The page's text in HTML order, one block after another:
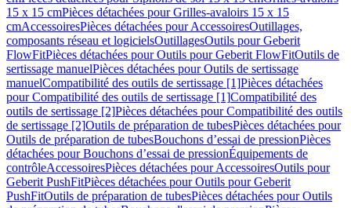
15 x 15 cmPièces détachées pour Grilles-avaloirs 15 x 15
cmAccessoiresPièces détachées pour AccessoiresOutillages,
composants réseau et logicielsOutillagesOutils pour Geberit
FlowFitPièces détachées pour Outils pour Geberit FlowFitOutils de
sertissage manuelPièces détachées pour Outils de sertissage
manuelCompatibilité des outils de sertissage [1]Pièces détachées
pour Compatibilité des outils de sertissage [1]Compatibilité des
outils de sertissage [2]Pièces détachées pour Compatibilité des outils
de sertissage [2]Outils de préparation de tubesPièces détachées pour
Outils de préparation de tubesBouchons d’essai de pressionPièces
détachées pour Bouchons d’essai de pressionÉquipements de
contrôleAccessoiresPièces détachées pour AccessoiresOutils pour
Geberit PushFitPièces détachées pour Outils pour Geberit
PushFitOutils de préparation de tubesPièces détachées pour Outils